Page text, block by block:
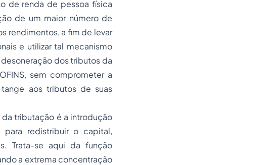
de renda de pessoa física
de um maior número de
rendimentos, a fim de levar
e utilizar tal mecanismo
dos tributos da
sem comprometer a
aos tributos de suas
tributação é a introdução
redistribuir o capital,
Trata-se aqui da função
a extrema concentração